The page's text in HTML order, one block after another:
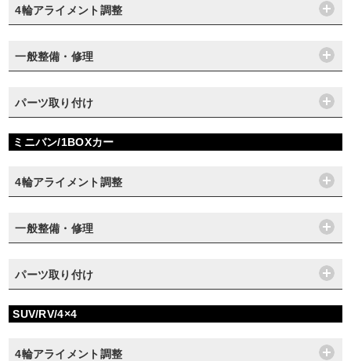
4輪アライメント調整
一般整備・修理
パーツ取り付け
ミニバン/1BOXカー
4輪アライメント調整
一般整備・修理
パーツ取り付け
SUV/RV/4×4
4輪アライメント調整